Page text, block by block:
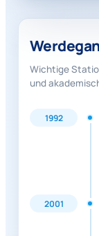
Wichtige
und
1992
2001